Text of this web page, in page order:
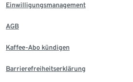
Einwilligungsmanagement
AGB
Kaffee-Abo kündigen
Barrierefreiheitserklärung